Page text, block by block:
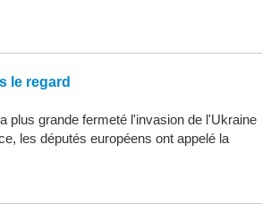
le regard
plus grande fermeté l'invasion de l'Ukraine
les députés européens ont appelé la